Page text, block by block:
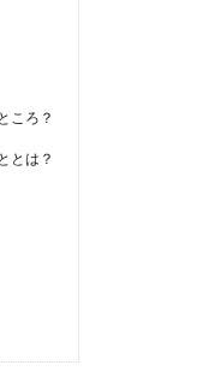
ころ？
とは？